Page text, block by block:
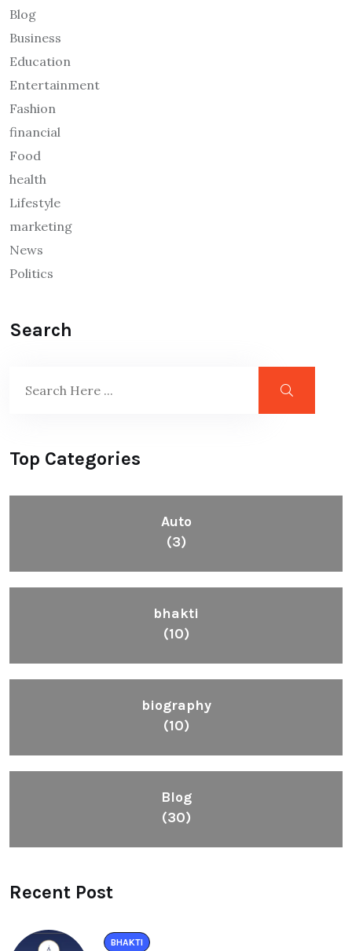
Blog
Business
Education
Entertainment
Fashion
financial
Food
health
Lifestyle
marketing
News
Politics
Search
Top Categories
Auto
(3)
bhakti
(10)
biography
(10)
Blog
(30)
Recent Post
BHAKTI